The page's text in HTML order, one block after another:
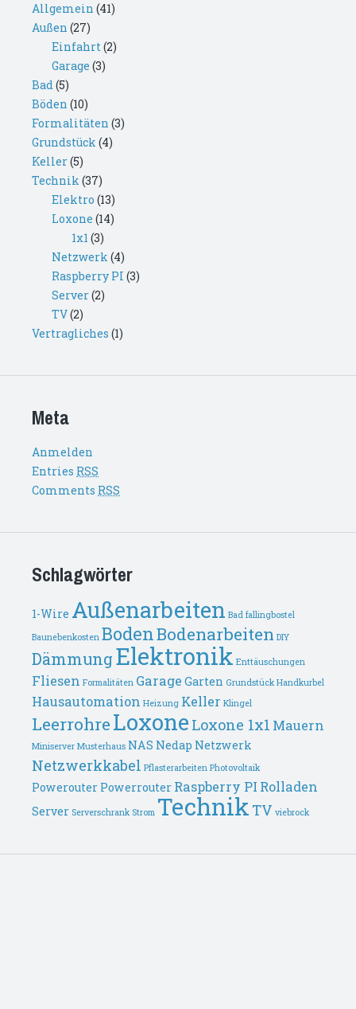
Allgemein (41)
Außen (27)
Einfahrt(2)
Garage (3)
Bad(5)
Böden (10)
Formalitäten (3)
Grundstück (4)
Keller(5)
Technik (37)
Elektro (13)
Loxone (14)
1x1 (3)
Netzwerk (4)
Raspberry PI (3)
Server(2)
TV(2)
Vertragliches (1)
Meta
Anmelden
Entries RSS
Comments RSS
Schlagwörter
1-Wire Außenarbeiten Bad fallingbostel
Baunebenkosten BodenBodenarbeiten DIY
DämmungElektronik Enttäuschungen
Fliesen Formalitäten Garage Garten Grundstück Handkurbel
Hausautomation Heizung Keller Klingel
LeerrohreLoxone Loxone 1x1 Mauern
Miniserver Musterhaus NAS Nedap Netzwerk
Netzwerkkabel Pflasterarbeiten Photovoltaik
Powerouter Powerrouter Raspberry PI Rolladen
Server Serverschrank Strom Technik TV viebrock